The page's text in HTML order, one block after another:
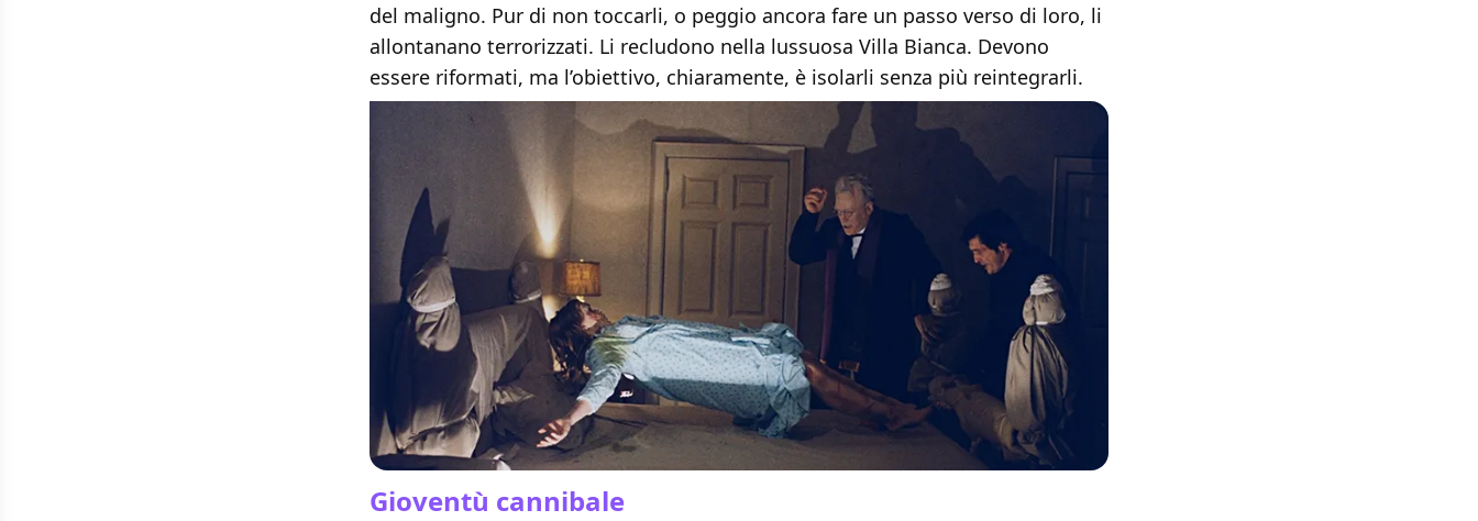
del maligno. Pur di non toccarli, o peggio ancora fare un passo verso di loro, li
allontanano terrorizzati. Li recludono nella lussuosa Villa Bianca. Devono
essere riformati, ma l’obiettivo, chiaramente, è isolarli senza più reintegrarli.
Gioventù cannibale